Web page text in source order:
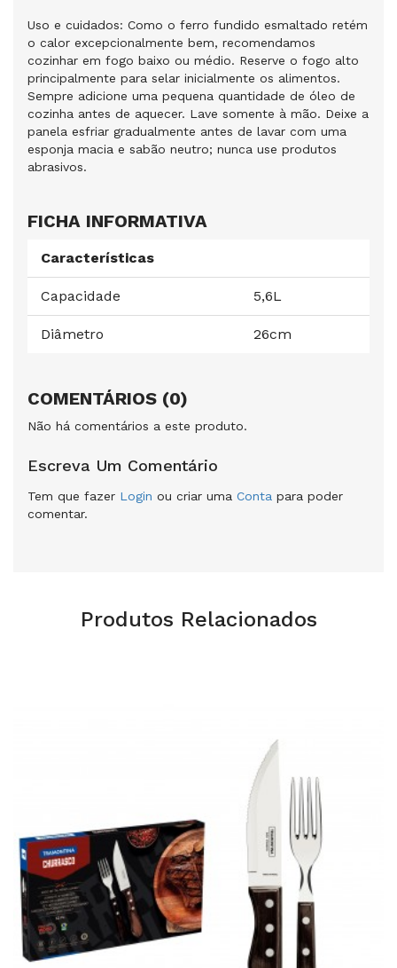
Uso e cuidados: Como o ferro fundido esmaltado retém
o calor excepcionalmente bem, recomendamos
cozinhar em fogo baixo ou médio. Reserve o fogo alto
principalmente para selar inicialmente os alimentos.
Sempre adicione uma pequena quantidade de óleo de
cozinha antes de aquecer. Lave somente à mão. Deixe a
panela esfriar gradualmente antes de lavar com uma
esponja macia e sabão neutro; nunca use produtos
abrasivos.
FICHA INFORMATIVA
Características
Capacidade 5,6L
Diâmetro 26cm
COMENTÁRIOS (0)
Não há comentários a este produto.
Escreva Um Comentário
Tem que fazer Login ou criar uma Conta para poder
comentar.
Produtos Relacionados